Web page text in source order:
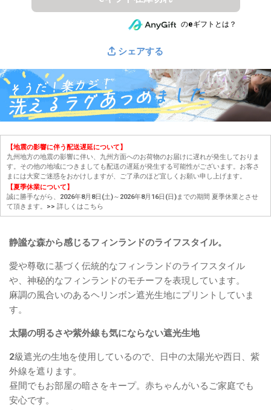
のeギフトとは？
シェアする
【地震の影響に伴う配送遅延について】
九州地方の地震の影響に伴い、九州方面へのお荷物のお届けに遅れが発生しておりま
す。その他の地域につきましても配送の遅延が発生する可能性がございます。お客さ
まには大変ご迷惑をおかけしますが、ご了承のほど宜しくお願い申し上げます。
【夏季休業について】
誠に勝手ながら、2026年8月8日(土)～2026年8月16日(日)までの期間 夏季休業とさせ
て頂きます。 >> 詳しくはこちら
静謐な森から感じるフィンランドのライフスタイル。
愛や尊敬に基づく伝統的なフィンランドのライフスタイル
や、神秘的なフィンランドのモチーフを表現しています。
麻調の風合いのあるヘリンボン遮光生地にプリントしていま
す。
太陽の明るさや紫外線も気にならない遮光生地
2級遮光の生地を使用しているので、日中の太陽光や西日、紫
外線を遮ります。
昼間でもお部屋の暗さをキープ。赤ちゃんがいるご家庭でも
安心です。